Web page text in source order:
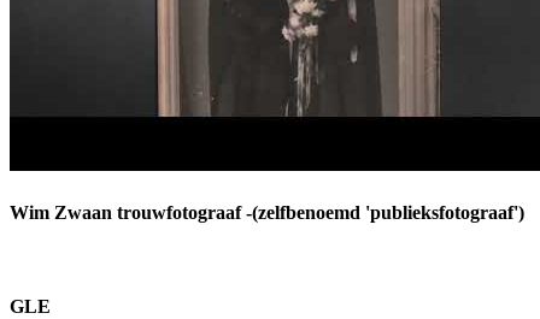
Wim Zwaan trouwfotograaf -(zelfbenoemd 'publieksfotograaf')
GLE